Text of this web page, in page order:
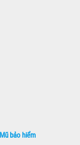
bảo hiểm